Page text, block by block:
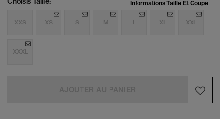
Informations Taille Et Coupe
XXS XS S M L XL XXL
XXXL